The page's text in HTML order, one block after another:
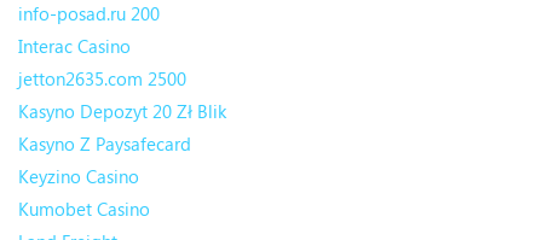
info-posad.ru 200
Interac Casino
jetton2635.com 2500
Kasyno Depozyt 20 Zł Blik
Kasyno Z Paysafecard
Keyzino Casino
Kumobet Casino